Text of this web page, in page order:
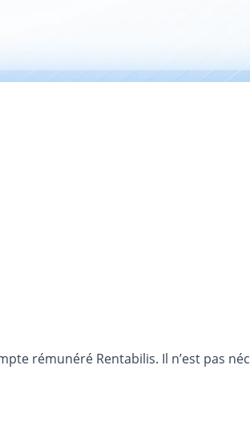
rémunéré Rentabilis. Il n’est pas